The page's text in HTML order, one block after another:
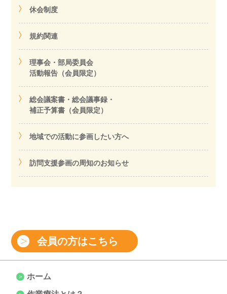
休会制度
規約関連
理事会・部局委員会
活動報告（会員限定）
総会議案書・総会議事録・
補正予算書（会員限定）
地域での活動に参画したい方へ
訪問支援参画の周知のお知らせ
会員の方はこちら
ホーム